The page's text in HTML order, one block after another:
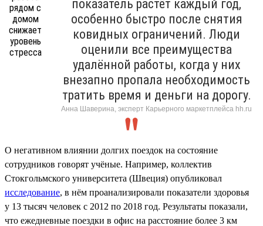
показатель растёт каждый год,
особенно быстро после снятия
ковидных ограничений. Люди
оценили все преимущества
удалённой работы, когда у них
внезапно пропала необходимость
тратить время и деньги на дорогу.
Анна Шаверина, эксперт Карьерного маркетплейса hh.ru
О негативном влиянии долгих поездок на состояние
сотрудников говорят учёные. Например, коллектив
Стокгольмского университета (Швеция) опубликовал
исследование, в нём проанализировали показатели здоровья
у 13 тысяч человек с 2012 по 2018 год. Результаты показали,
что ежедневные поездки в офис на расстояние более 3 км